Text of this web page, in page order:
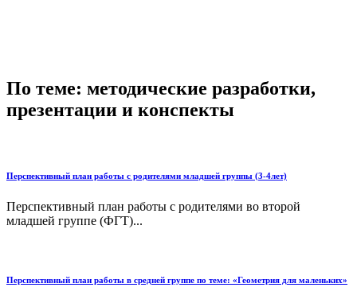
По теме: методические разработки,
презентации и конспекты
Перспективный план работы с родителями младшей группы (3-4лет)
Перспективный план работы с родителями во второй
младшей группе (ФГТ)...
Перспективный план работы в средней группе по теме: «Геометрия для маленьких»